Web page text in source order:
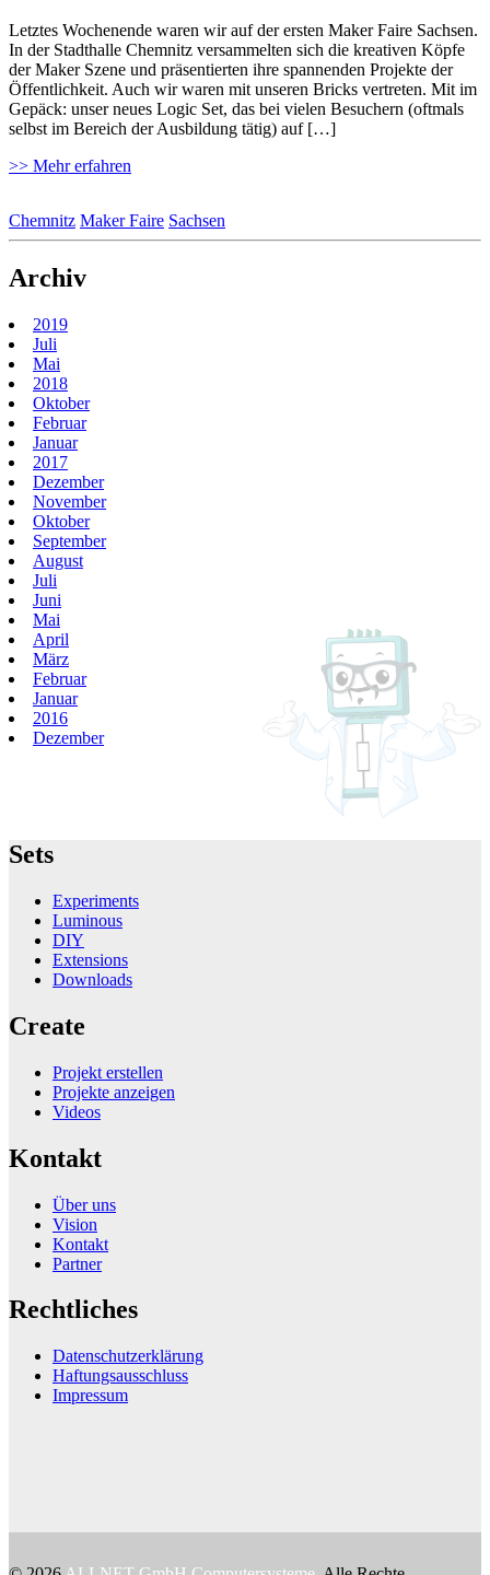
Letztes Wochenende waren wir auf der ersten Maker Faire Sachsen.
In der Stadthalle Chemnitz versammelten sich die kreativen Köpfe
der Maker Szene und präsentierten ihre spannenden Projekte der
Öffentlichkeit. Auch wir waren mit unseren Bricks vertreten. Mit im
Gepäck: unser neues Logic Set, das bei vielen Besuchern (oftmals
selbst im Bereich der Ausbildung tätig) auf […]
>> Mehr erfahren
Chemnitz Maker Faire Sachsen
Archiv
2019
Juli
Mai
2018
Oktober
Februar
Januar
2017
Dezember
November
Oktober
September
August
Juli
Juni
Mai
April
März
Februar
Januar
2016
Dezember
Sets
Experiments
Luminous
DIY
Extensions
Downloads
Create
Projekt erstellen
Projekte anzeigen
Videos
Kontakt
Über uns
Vision
Kontakt
Partner
Rechtliches
Datenschutzerklärung
Haftungsausschluss
Impressum